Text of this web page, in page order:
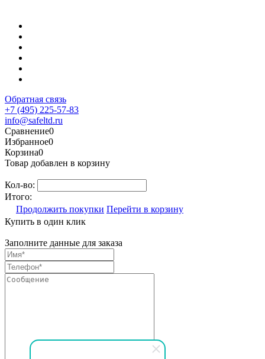
Обратная связь
+7 (495) 225-57-83
info@safeltd.ru
Сравнение0
Избранное0
Корзина0
Товар добавлен в корзину
Кол-во:
Итого:
Продолжить покупки Перейти в корзину
Купить в один клик
Заполните данные для заказа